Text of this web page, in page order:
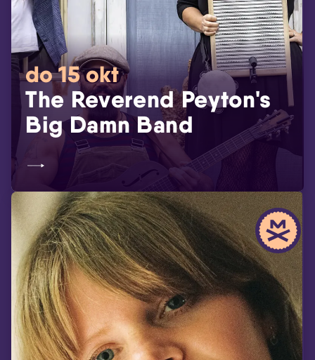
do 15 okt
The Reverend Peyton's
Big Damn Band